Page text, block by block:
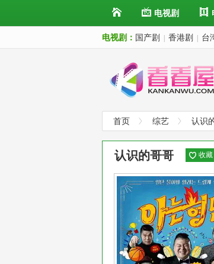
电视剧
电视剧： 国产剧 香港剧 台
首页 综艺 认识
认识的哥哥 收藏